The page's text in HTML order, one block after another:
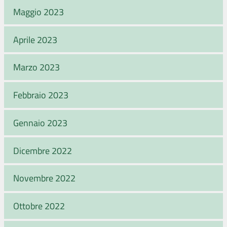
Maggio 2023
Aprile 2023
Marzo 2023
Febbraio 2023
Gennaio 2023
Dicembre 2022
Novembre 2022
Ottobre 2022